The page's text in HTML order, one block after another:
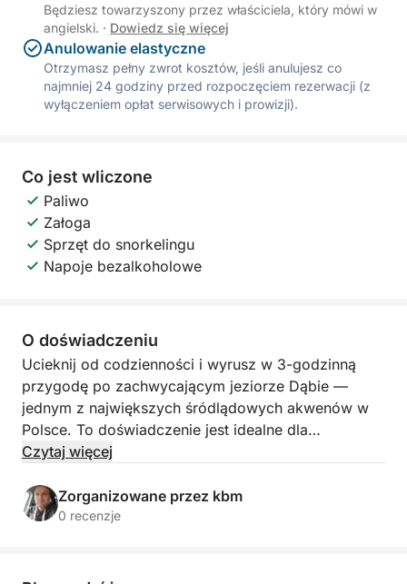
Będziesz towarzyszony przez właściciela, który mówi w
angielski. · Dowiedz się więcej
Anulowanie elastyczne
Otrzymasz pełny zwrot kosztów, jeśli anulujesz co
najmniej 24 godziny przed rozpoczęciem rezerwacji (z
wyłączeniem opłat serwisowych i prowizji).
Co jest wliczone
Paliwo
Załoga
Sprzęt do snorkelingu
Napoje bezalkoholowe
O doświadczeniu
Ucieknij od codzienności i wyrusz w 3-godzinną
przygodę po zachwycającym jeziorze Dąbie —
jednym z największych śródlądowych akwenów w
Polsce. To doświadczenie jest idealne dla
miłośników przyrody, przyjaciół lub rodzin, które
spokojnym kawałkiem Szczecina z nowej
perspektywy.
Czytaj więcej
Zorganizowane przez kbm
0 recenzje